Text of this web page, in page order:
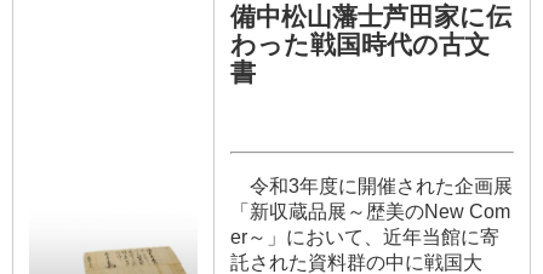
備中松山藩士芦田家に伝
わった戦国時代の古文
書
令和3年度に開催された企画展
「新収蔵品展～歴美のNew Com
er～」において、近年当館に寄
託された資料群の中に戦国大